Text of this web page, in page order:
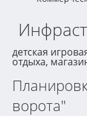
детская
отдыха,
ворота"